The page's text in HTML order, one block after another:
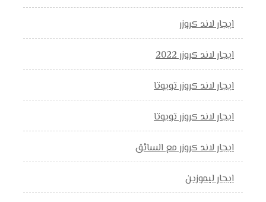
ايجار لاند كروزر
ايجار لاند كروزر 2022
ايجار لاند كروزر تويوتا
ايجار لاند كروزر تويوتا
ايجار لاند كروزر مع السائق
ايجار ليموزين